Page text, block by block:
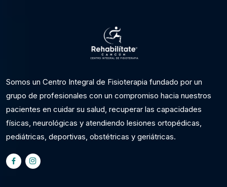
Somos un Centro Integral de Fisioterapia fundado por un
grupo de profesionales con un compromiso hacia nuestros
pacientes en cuidar su salud, recuperar las capacidades
físicas, neurológicas y atendiendo lesiones ortopédicas,
pediátricas, deportivas, obstétricas y geriátricas.